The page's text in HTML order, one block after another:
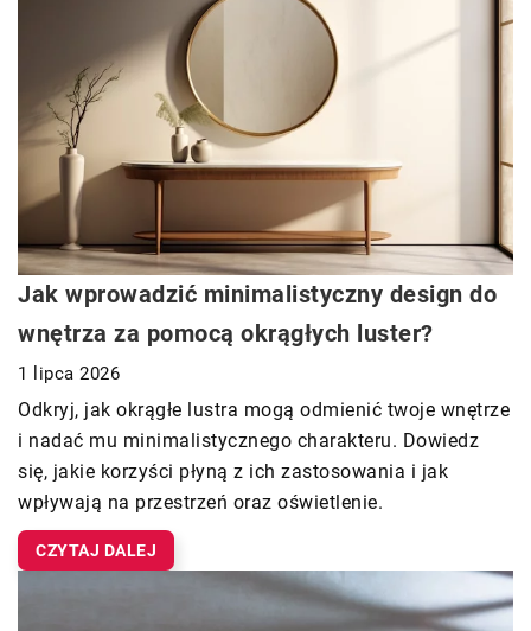
Jak wprowadzić minimalistyczny design do
wnętrza za pomocą okrągłych luster?
1 lipca 2026
Odkryj, jak okrągłe lustra mogą odmienić twoje wnętrze
i nadać mu minimalistycznego charakteru. Dowiedz
się, jakie korzyści płyną z ich zastosowania i jak
wpływają na przestrzeń oraz oświetlenie.
CZYTAJ DALEJ